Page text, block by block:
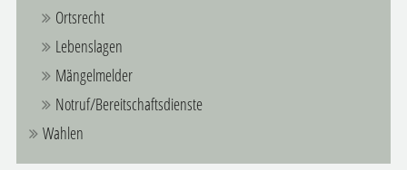
Ortsrecht
Lebenslagen
Mängelmelder
Notruf/Bereitschaftsdienste
Wahlen